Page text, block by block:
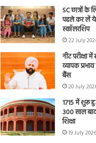
SC छात्रों के
पहले कर लें
स्कॉलरशिप
22 July
नीट परीक्षा
व्यापक
बैंस
20 July
1715 में शुरू
300 साल बाद
शिक्षा
19 July